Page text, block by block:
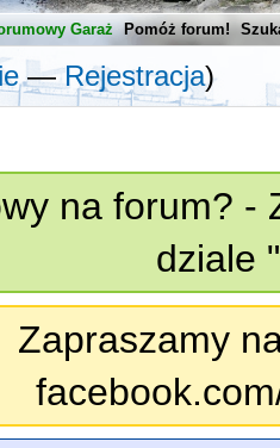
Garaż Pomóż forum!
—Rejestracja)
na forum? -
dziale
Zapraszamy